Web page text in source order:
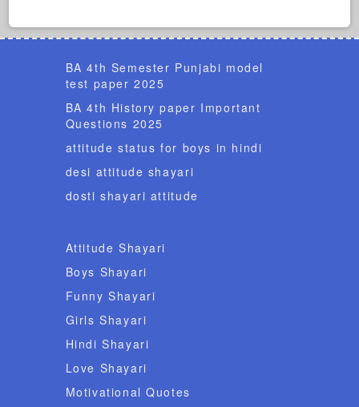
BA 4th Semester Punjabi model
test paper 2025
BA 4th History paper Important
Questions 2025
attitude status for boys in hindi
desi attitude shayari
dosti shayari attitude
Attitude Shayari
Boys Shayari
Funny Shayari
Girls Shayari
Hindi Shayari
Love Shayari
Motivational Quotes